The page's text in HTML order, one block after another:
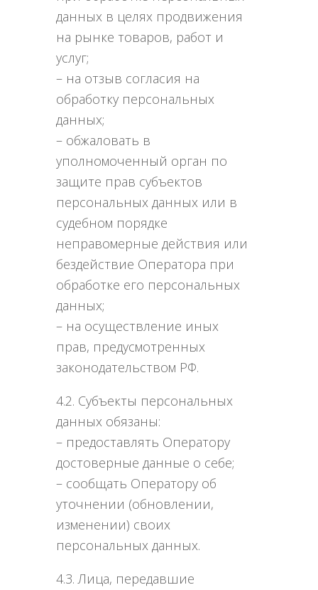
данных в целях продвижения
на рынке товаров, работ и
услуг;
– на отзыв согласия на
обработку персональных
данных;
– обжаловать в
уполномоченный орган по
защите прав субъектов
персональных данных или в
судебном порядке
неправомерные действия или
бездействие Оператора при
обработке его персональных
данных;
– на осуществление иных
прав, предусмотренных
законодательством РФ.
4.2. Субъекты персональных
данных обязаны:
– предоставлять Оператору
достоверные данные о себе;
– сообщать Оператору об
уточнении (обновлении,
изменении) своих
персональных данных.
4.3. Лица, передавшие